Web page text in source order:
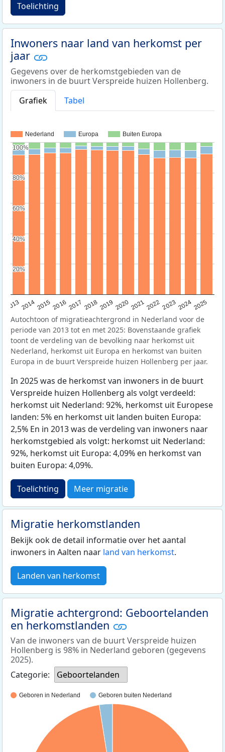
Toelichting
Inwoners naar land van herkomst per
jaar
Gegevens over de herkomstgebieden van de
inwoners in de buurt Verspreide huizen Hollenberg.
Grafiek
Tabel
Nederland Europa Buiten Europa
20132014201520162017 20182019 202020212022202320242025
20%
20%
40%
40%
60%
60%
80%
80%
100%
100%
Autochtoon of migratieachtergrond in Nederland voor de
periode van 2013 tot en met 2025: Bovenstaande grafiek
toont de verdeling van de bevolking naar herkomst uit
Nederland, herkomst uit Europa en herkomst van buiten
Europa in de buurt Verspreide huizen Hollenberg per jaar.
In 2025 was de herkomst van inwoners in de buurt
Verspreide huizen Hollenberg als volgt verdeeld:
herkomst uit Nederland: 92%, herkomst uit Europese
landen: 5% en herkomst uit landen buiten Europa:
2,5% En in 2013 was de verdeling van inwoners naar
herkomstgebied als volgt: herkomst uit Nederland:
92%, herkomst uit Europa: 4,09% en herkomst van
buiten Europa: 4,09%.
Toelichting Meer migratie
Migratie herkomstlanden
Bekijk ook de detail informatie over het aantal
inwoners in Aalten naar land van herkomst.
Landen van herkomst
Migratie achtergrond: Geboortelanden
en herkomstlanden
Van de inwoners van de buurt Verspreide huizen
Hollenberg is 98% in Nederland geboren (gegevens
2025).
Categorie:
Geboortelanden
Geboren in Nederland Geboren buiten Nederland